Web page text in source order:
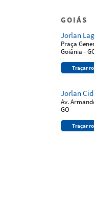
GOIÁS
Jorlan
Praça
Goiânia -
Traçar
Jorlan
Av.
GO
Traçar